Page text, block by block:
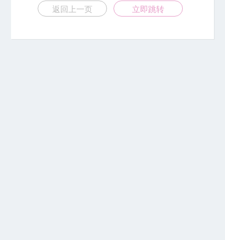
返回上一页 立即跳转